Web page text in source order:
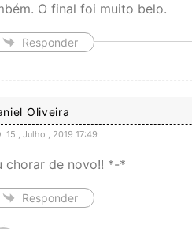
O final foi muito belo.
Responder
Oliveira
15 , Julho , 2019 17:49
chorar de novo!! *-*
Responder